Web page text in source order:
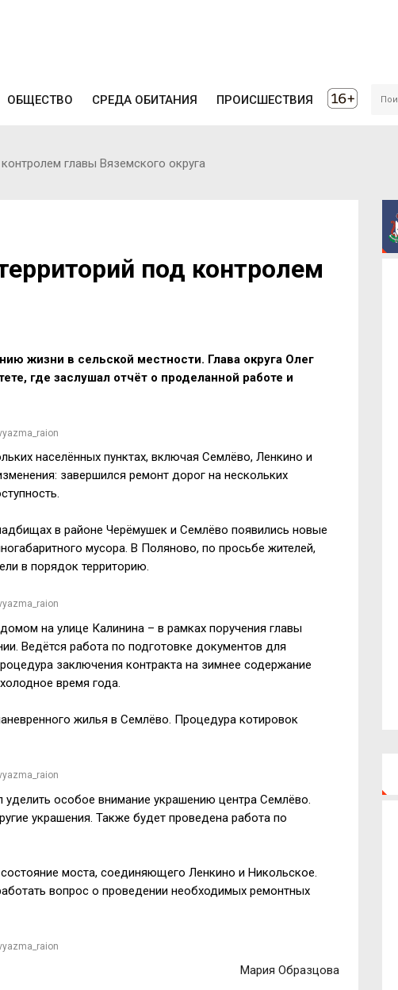
ОБЩЕСТВО СРЕДА ОБИТАНИЯ ПРОИСШЕСТВИЯ
главы Вяземского округа
под контролем
жизни в сельской местности. Глава округа Олег
где заслушал отчёт о проделанной работе и
населённых пунктах, включая Семлёво, Ленкино и
завершился ремонт дорог на нескольких
в районе Черёмушек и Семлёво появились новые
мусора. В Поляново, по просьбе жителей,
в порядок территорию.
на улице Калинина – в рамках поручения главы
Ведётся работа по подготовке документов для
заключения контракта на зимнее содержание
время года.
жилья в Семлёво. Процедура котировок
особое внимание украшению центра Семлёво.
украшения. Также будет проведена работа по
моста, соединяющего Ленкино и Никольское.
вопрос о проведении необходимых ремонтных
Мария Образцова